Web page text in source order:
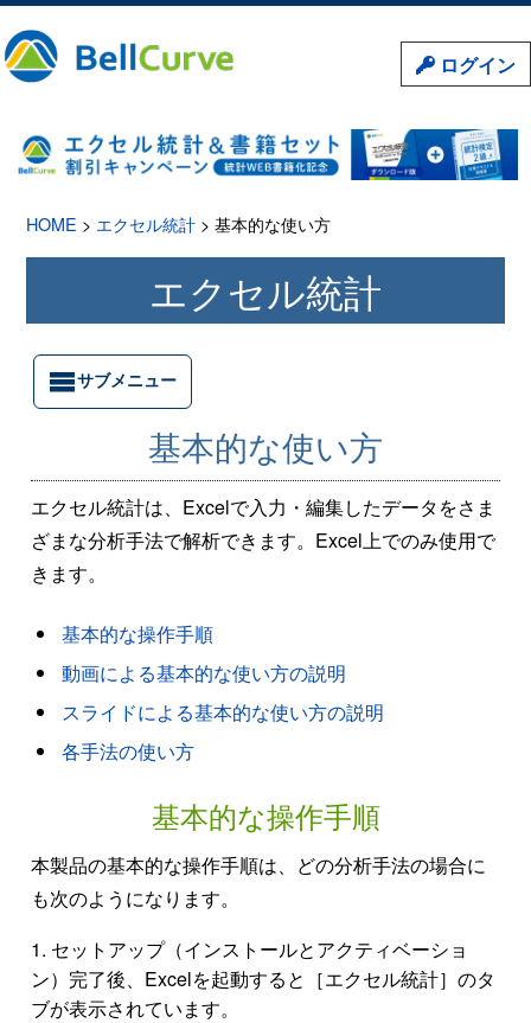
ログイン
HOME > エクセル統計 > 基本的な使い方
エクセル統計
サブメニュー
基本的な使い方
エクセル統計は、Excelで入力・編集したデータをさま
ざまな分析手法で解析できます。Excel上でのみ使用で
きます。
基本的な操作手順
動画による基本的な使い方の説明
スライドによる基本的な使い方の説明
各手法の使い方
基本的な操作手順
本製品の基本的な操作手順は、どの分析手法の場合に
も次のようになります。
セットアップ（インストールとアクティベーショ
ン）完了後、Excelを起動すると［エクセル統計］のタ
ブが表示されています。